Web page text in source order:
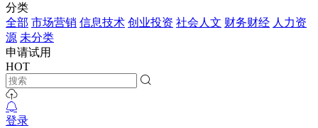
分类
全部 市场营销 信息技术 创业投资 社会人文 财务财经 人力资
源 未分类
申请试用
HOT
登录